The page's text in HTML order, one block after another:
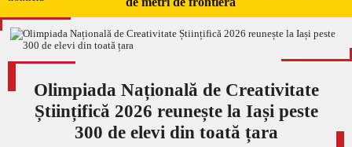
Olimpiada Națională de Creativitate
Științifică 2026 reunește la Iași peste
300 de elevi din toată țara